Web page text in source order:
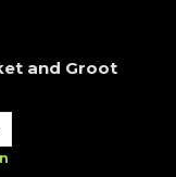
and Groot